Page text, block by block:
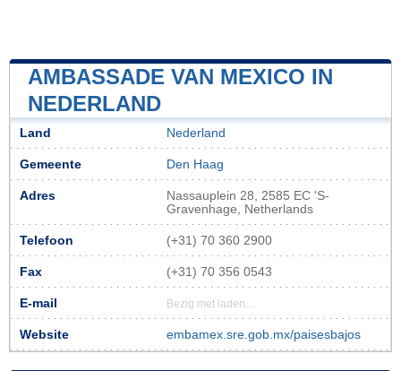
AMBASSADE VAN MEXICO IN
NEDERLAND
Land Nederland
Gemeente Den Haag
Adres
Nassauplein 28, 2585 EC 'S-
Gravenhage, Netherlands
Telefoon (+31) 70 360 2900
Fax (+31) 70 356 0543
E-mail Bezig met laden...
Website embamex.sre.gob.mx/paisesbajos